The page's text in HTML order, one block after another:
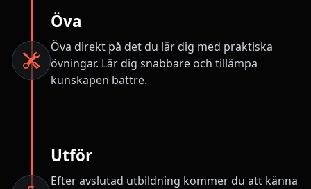
Öva
Öva direkt på det du lär dig med praktiska
övningar. Lär dig snabbare och tillämpa
kunskapen bättre.
Utför
Efter avslutad utbildning kommer du att känna